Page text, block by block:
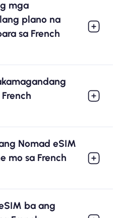
mga
plano na
sa French
Nomad eSIM
mo sa French
ba ang